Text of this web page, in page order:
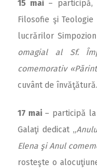
15 mai–
Filosofie şi
lucrărilor
omagial al Sf.
comemorativ
cuvânt de învăţătură.
17 mai– participă la
Galaţi dedicat „
Elena şi Anul
rosteşte o